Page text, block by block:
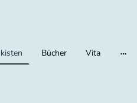
Bücher Vita